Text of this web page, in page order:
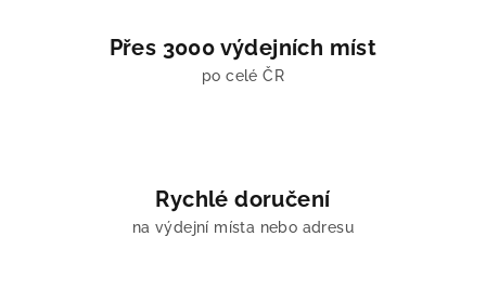
Přes 3000 výdejních míst
po celé ČR
Rychlé doručení
na výdejní místa nebo adresu